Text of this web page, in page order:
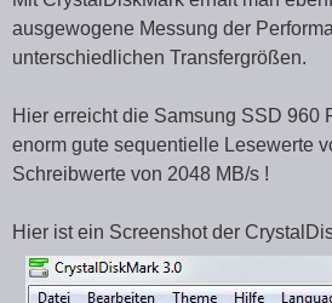
ausgewogene Messung der
unterschiedlichen Transfergrößen.
Hier erreicht die Samsung SSD 960
enorm gute sequentielle Lesewerte
Schreibwerte von 2048 MB/s !
Hier ist ein Screenshot der